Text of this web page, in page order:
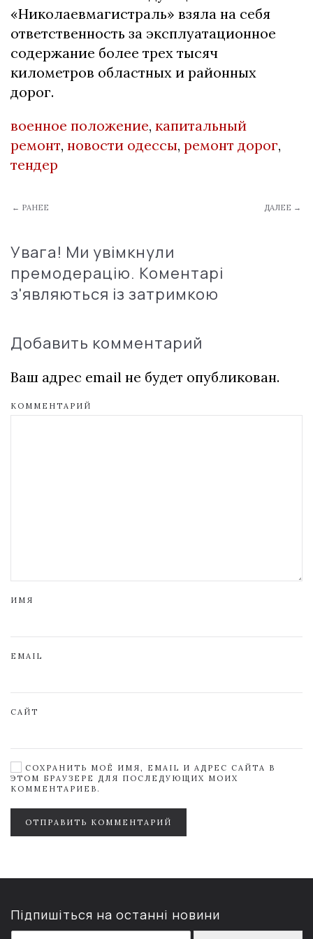
«Николаевмагистраль» взяла на себя
ответственность за эксплуатационное
содержание более трех тысяч
километров областных и районных
дорог.
военное положение, капитальный
ремонт, новости одессы, ремонт дорог,
тендер
← РАНЕЕ ДАЛЕЕ →
Увага! Ми увімкнули
премодерацію. Коментарі
з'являються із затримкою
Добавить комментарий
Ваш адрес email не будет опубликован.
КОММЕНТАРИЙ
ИМЯ
EMAIL
САЙТ
СОХРАНИТЬ МОЁ ИМЯ, EMAIL И АДРЕС САЙТА В
ЭТОМ БРАУЗЕРЕ ДЛЯ ПОСЛЕДУЮЩИХ МОИХ
КОММЕНТАРИЕВ.
ОТПРАВИТЬ КОММЕНТАРИЙ
Підпишіться на останні новини